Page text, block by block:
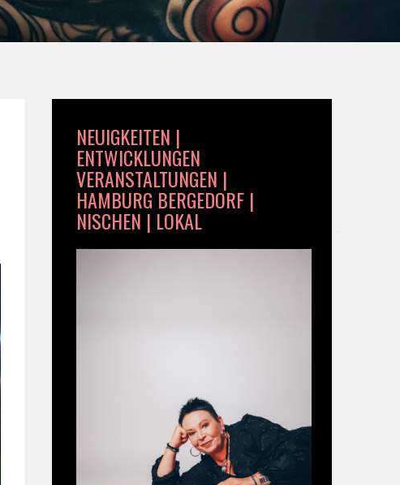
NEUIGKEITEN |
ENTWICKLUNGEN
VERANSTALTUNGEN |
HAMBURG BERGEDORF |
NISCHEN | LOKAL